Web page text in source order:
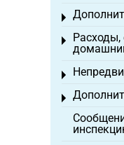
Toggle
Расходы,
Toggle
Toggle
Toggle